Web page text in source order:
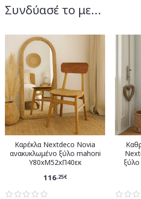
Συνδύασέ το με...
Καρέκλα Nextdeco Novia
ανακυκλωμένο ξύλο mahoni
Υ80xM52xΠ40εκ
116,25€